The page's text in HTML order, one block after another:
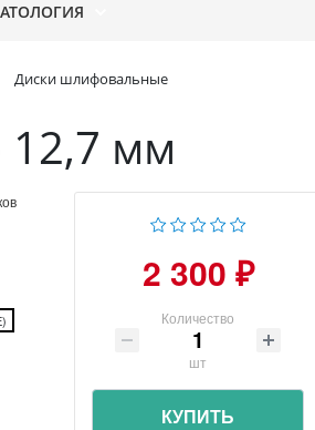
Диски шлифовальные
12,7 мм
2 300 ₽
Количество
шт
КУПИТЬ